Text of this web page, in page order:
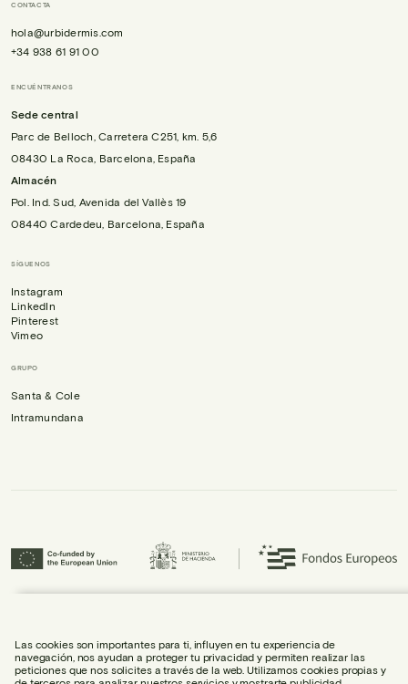
CONTACTA
hola@urbidermis.com
+34 938 61 91 00
ENCUÉNTRANOS
Sede central
Parc de Belloch, Carretera C251, km. 5,6
08430 La Roca, Barcelona, España
Almacén
Pol. Ind. Sud, Avenida del Vallès 19
08440 Cardedeu, Barcelona, España
SÍGUENOS
Instagram
LinkedIn
Pinterest
Vimeo
GRUPO
Santa & Cole
Intramundana
habiendo contribuido al crecimiento económico de la empresa y su
internacionalización.
Las cookies son importantes para ti, influyen en tu experiencia de
navegación, nos ayudan a proteger tu privacidad y permiten realizar las
peticiones que nos solicites a través de la web. Utilizamos cookies propias y